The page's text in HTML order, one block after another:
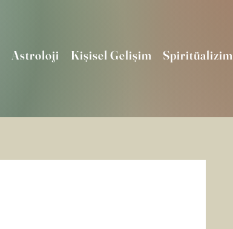
Astroloji Kişisel Gelişim Spiritüalizim